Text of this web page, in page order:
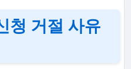
청 거절 사유